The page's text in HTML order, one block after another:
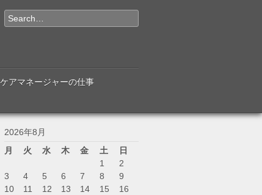
Search
アマネージャーの仕事
2026年8月
月
火 水 木 金 土
日
1
2
3
4 5 6 7 8
9
10
11 12 13 14 15
16